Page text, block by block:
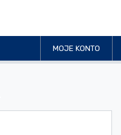
MOJE KONTO